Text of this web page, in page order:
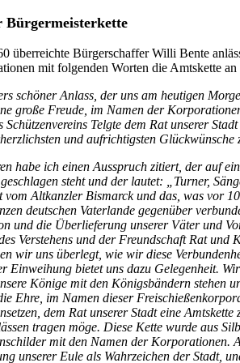
Bürgermeisterkette
überreichte Bürgerschaffer Willi Bente
mit folgenden Worten die Amtskette an
schöner Anlass, der uns am heutigen
große Freude, im Namen der
Telgte dem Rat unserer
und aufrichtigsten Glückwünsche
habe ich einen Ausspruch zitiert, der auf
steht und der lautet: „Turner,
vom Altkanzler Bismarck und das, was vor
deutschen Vaterlande gegenüber
und die Überlieferung unserer Väter und
Verstehens und der Freundschaft Rat
wir uns überlegt, wie wir diese
Ein­weihung bietet uns dazu Gelegenheit.
Könige mit den Königsbändern stehen
Ehre, im Namen dieser
dem Rat unserer Stadt eine
tragen möge. Diese Kette wurde aus
mit den Namen der Korporationen.
unserer Eule als Wahrzeichen der Stadt,